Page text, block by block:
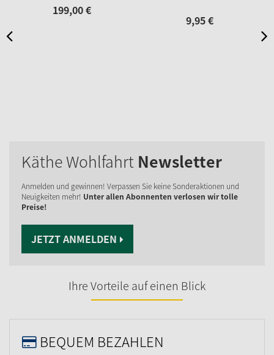
199,00€
9,95€
Käthe Wohlfahrt Newsletter
Anmelden und gewinnen! Verpassen Sie keine Sonderaktionen und
Neuigkeiten mehr! Unter allen Abonnenten verlosen wir tolle
Preise!
JETZT ANMELDEN
Ihre Vorteile auf einen Blick
BEQUEM BEZAHLEN